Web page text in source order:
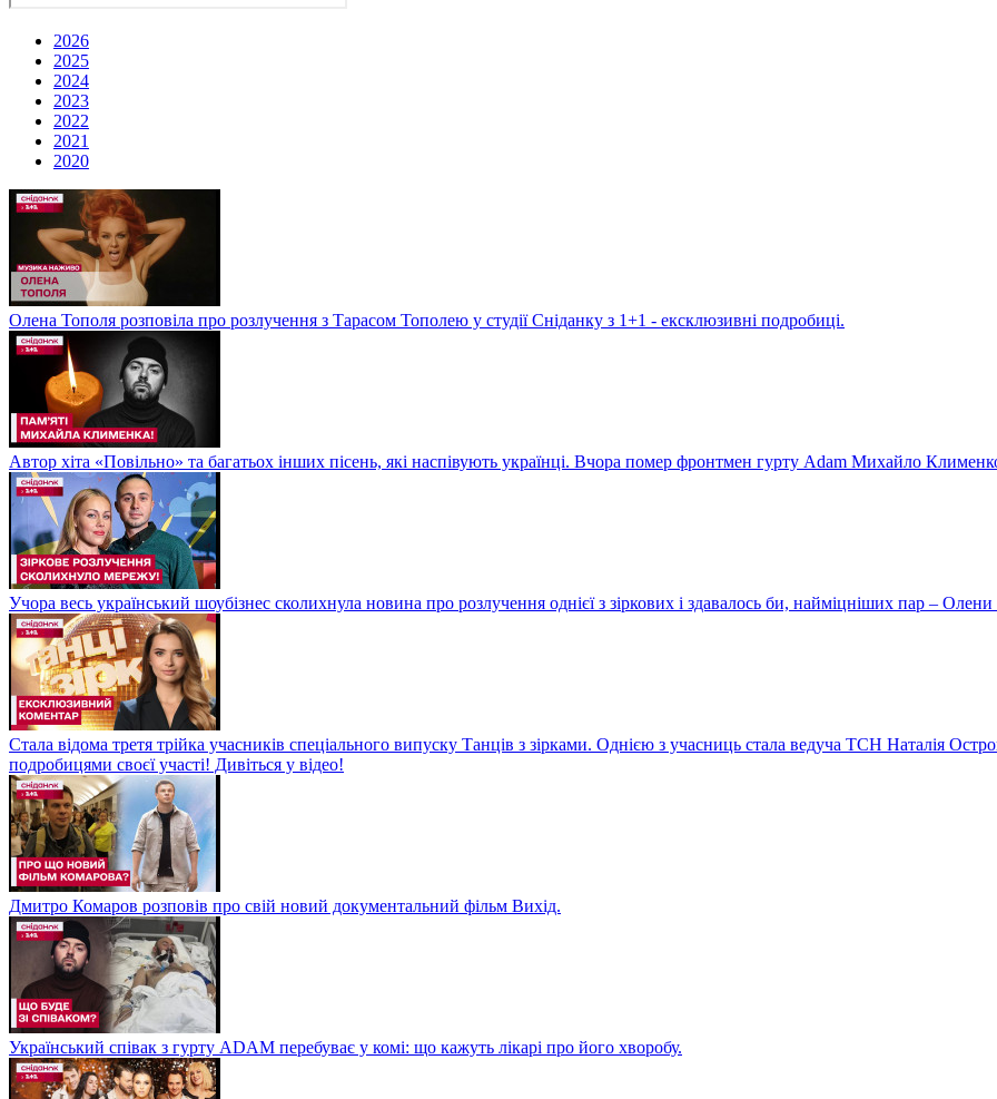
2026
2025
2024
2023
2022
2021
2020
Олена Тополя розповіла про розлучення з Тарасом Тополею у студії Сніданку з 1+1 - ексклюзивні подробиці.
Автор хіта «Повільно» та багатьох інших пісень, які наспівують українці. Вчора помер фронтмен гурту Adam Михайло
Учора весь український шоубізнес сколихнула новина про розлучення однієї з зіркових і здавалось би, найміцніших пар – Олени
Стала відома третя трійка учасників спеціального випуску Танців з зірками. Однією з учасниць стала ведуча ТСН Наталія
подробицями своєї участі! Дивіться у відео!
Дмитро Комаров розповів про свій новий документальний фільм Вихід.
Український співак з гурту ADAM перебуває у комі: що кажуть лікарі про його хворобу.